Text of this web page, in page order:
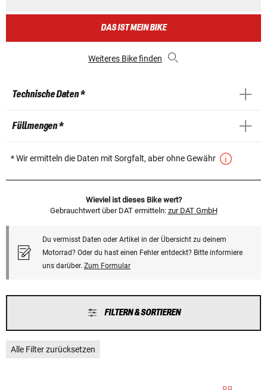
DAS IST MEIN BIKE
Weiteres Bike finden
Technische Daten *
Füllmengen *
* Wir ermitteln die Daten mit Sorgfalt, aber ohne Gewähr
Wieviel ist dieses Bike wert?
Gebrauchtwert über DAT ermitteln: zur DAT GmbH
Du vermisst Daten oder Artikel in der Übersicht zu deinem
Motorrad? Oder du hast einen Fehler entdeckt? Bitte informiere
uns darüber. Zum Formular
FILTERN & SORTIEREN
Alle Filter zurücksetzen